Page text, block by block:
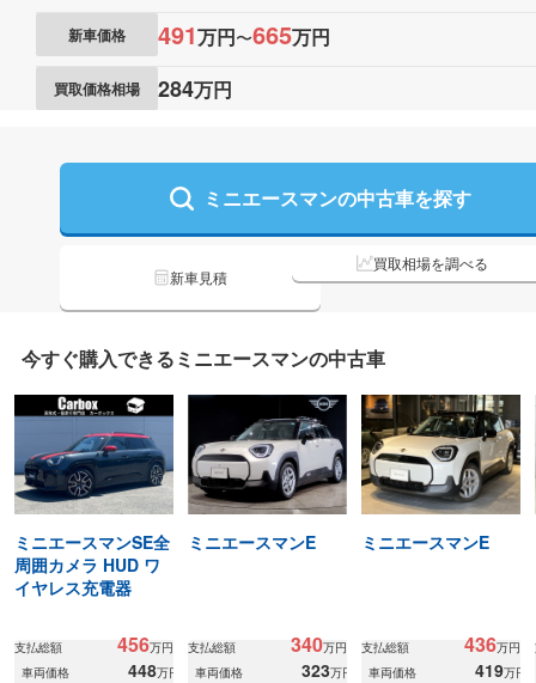
新車価格 491万円〜665万円
買取価格相場 284万円
ミニエースマンの中古車を探す
新車見積
買取相場を調べる
今すぐ購入できる ミニエースマンの中古車
ミニエースマンSE全
周囲カメラ HUD ワ
イヤレス充電器
支払総額 456万円
車両価格
448万円
ミニエースマンE
支払総額 340万円
車両価格
323万円
ミニエースマンE
支払総額 436万円
車両価格
419万円